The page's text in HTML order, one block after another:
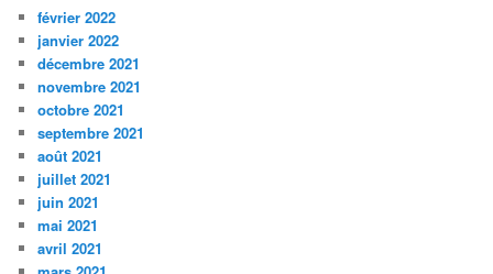
février 2022
janvier 2022
décembre 2021
novembre 2021
octobre 2021
septembre 2021
août 2021
juillet 2021
juin 2021
mai 2021
avril 2021